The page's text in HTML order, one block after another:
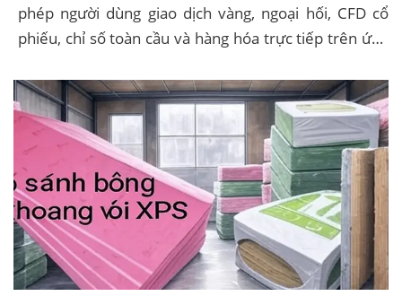
phép người dùng giao dịch vàng, ngoại hối, CFD cổ
phiếu, chỉ số toàn cầu và hàng hóa trực tiếp trên ứng